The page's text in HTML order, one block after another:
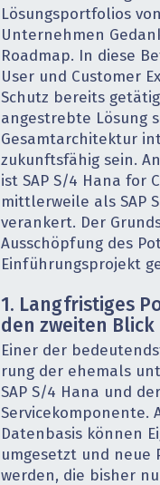
Lösungsportfolios
Unternehmen
Roadmap. In diese
User und Customer
Schutz bereits
angestrebte Lösung
Gesamtarchitektur
zukunftsfähig sein.
ist SAP S/4 Hana for
mittlerweile als SAP
verankert. Der
Ausschöpfung des
Einführungsprojekt
1. Langfristiges
den zweiten Blick
Einer der
rung der ehemals
SAP S/4 Hana und
Servicekomponente.
Datenbasis können
umgesetzt und neue
werden, die bisher